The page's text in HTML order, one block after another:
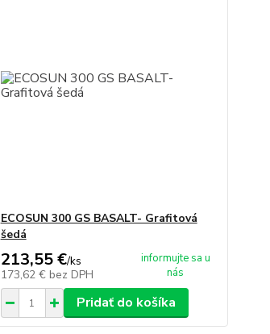
ECOSUN 300 GS BASALT- Grafitová
šedá
213,55 €/ks
173,62 € bez DPH
informujte sa u
nás
Pridať do košíka